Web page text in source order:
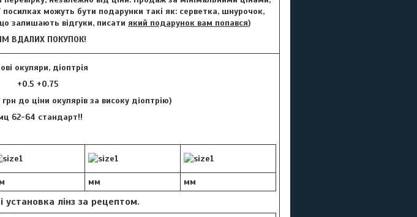
можуть бути подарунки такі як: серветка, шнурочок,
залишають відгуки, писати який подарунок вам попався)
ВДАЛИХ ПОКУПОК!
окуляри, діоптрія
+0.5 +0.75
до ціни окулярів за високу діоптрію)
62-64 стандарт!!
мм мм
установка лінз за рецептом.